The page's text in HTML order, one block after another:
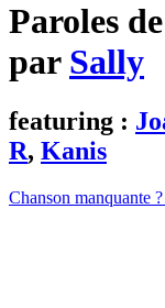
Paroles
par Sally
featuring :
R, Kanis
Chanson manquante